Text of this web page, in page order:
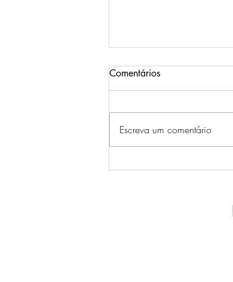
Comentários
Escreva um comentário